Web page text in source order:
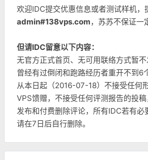
欢迎IDC提交优惠信息或者测试样机，
admin#138vps.com，苏苏不保证一
但请IDC留意以下内容：
无官方正式首页、无可用联络方式暂不
曾经有过倒闭和跑路经历者重开不到6
从本日起（2016-07-18）不接受任何
VPS馈赠，不接受任何评测报告的投
发布和付费删除评论，所有IDC若有必
请在7日后自行删除。